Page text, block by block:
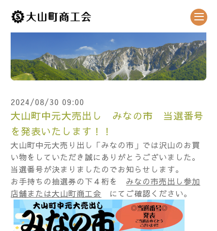
2024/08/30 09:00
大山町中元大売出し みなの市 当選番号
を発表いたします！！
大山町中元大売り出し「みなの市」では沢山のお買
い物をしていただき誠にありがとうございました。
当選番号が決まりましたのでお知らせします。
お手持ちの抽選券の下４桁を みなの市売出し参加
店舗または大山町商工会 にてご確認ください。